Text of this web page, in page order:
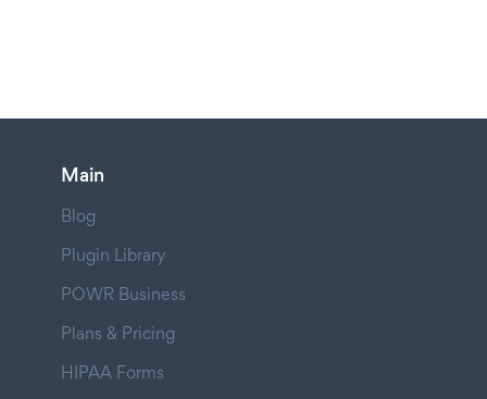
Main
Blog
Plugin Library
POWR Business
Plans & Pricing
HIPAA Forms